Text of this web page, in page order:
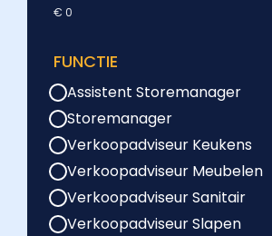
€ 0
FUNCTIE
Assistent Storemanager
Storemanager
Verkoopadviseur Keukens
Verkoopadviseur Meubelen
Verkoopadviseur Sanitair
Verkoopadviseur Slapen